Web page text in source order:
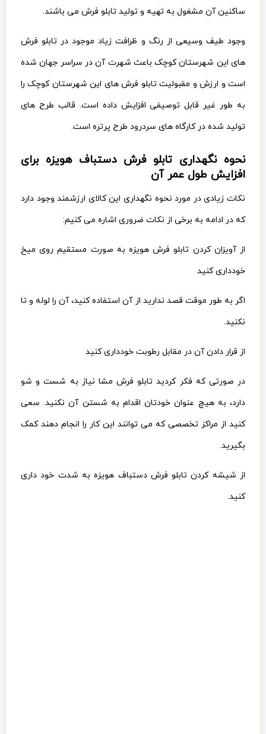
ساکنین آن مشغول به تهیه و تولید تابلو فرش می باشند.
وجود طیف وسیعی از رنگ و ظرافت زیاد موجود در تابلو فرش
های این شهرستان کوچک باعث شهرت آن در سراسر جهان شده
است و ارزش و مقبولیت تابلو فرش های این شهرستان کوچک را
به طور غیر قابل توصیفی افزایش داده است. قالب طرح های
تولید شده در کارگاه های سردرود طرح پرتره است.
نحوه نگهداری تابلو فرش دستباف هویزه برای
افزایش طول عمر آن
نکات زیادی در مورد نحوه نگهداری این کالای ارزشمند وجود دارد
که در ادامه به برخی از نکات ضروری اشاره می کنیم:
از آویزان کردن تابلو فرش هویزه به صورت مستقیم روی میخ
خودداری کنید
اگر به طور موقت قصد ندارید از آن استفاده کنید، آن را لوله و تا
نکنید.
از قرار دادن آن در مقابل رطوبت خودداری کنید
در صورتی که فکر کردید تابلو فرش مشا نیاز به شست و شو
دارد، به هیچ عنوان خودتان اقدام به شستن آن نکنید. سعی
کنید از مراکز تخصصی که می توانند این کار را انجام دهند کمک
بگیرید.
از شیشه کردن تابلو فرش دستباف هویزه به شدت خود داری
کنید.